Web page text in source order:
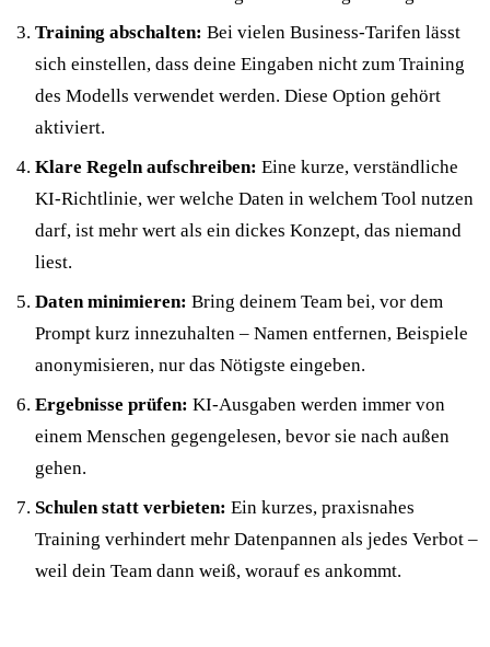
Training abschalten: Bei vielen Business-Tarifen lässt
sich einstellen, dass deine Eingaben nicht zum Training
des Modells verwendet werden. Diese Option gehört
aktiviert.
Klare Regeln aufschreiben: Eine kurze, verständliche
KI-Richtlinie, wer welche Daten in welchem Tool nutzen
darf, ist mehr wert als ein dickes Konzept, das niemand
liest.
Daten minimieren: Bring deinem Team bei, vor dem
Prompt kurz innezuhalten – Namen entfernen, Beispiele
anonymisieren, nur das Nötigste eingeben.
Ergebnisse prüfen: KI-Ausgaben werden immer von
einem Menschen gegengelesen, bevor sie nach außen
gehen.
Schulen statt verbieten: Ein kurzes, praxisnahes
Training verhindert mehr Datenpannen als jedes Verbot –
weil dein Team dann weiß, worauf es ankommt.